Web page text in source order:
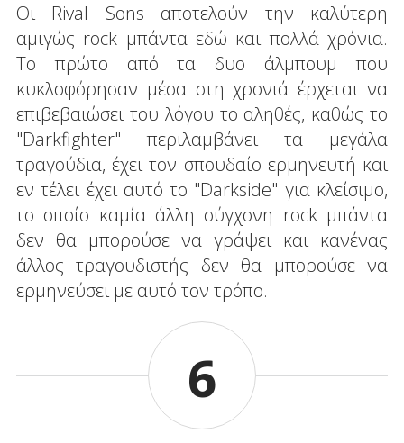
Οι Rival Sons αποτελούν την καλύτερη
αμιγώς rock μπάντα εδώ και πολλά χρόνια.
Το πρώτο από τα δυο άλμπουμ που
κυκλοφόρησαν μέσα στη χρονιά έρχεται να
επιβεβαιώσει του λόγου το αληθές, καθώς το
"Darkfighter" περιλαμβάνει τα μεγάλα
τραγούδια, έχει τον σπουδαίο ερμηνευτή και
εν τέλει έχει αυτό το "Darkside" για κλείσιμο,
το οποίο καμία άλλη σύγχονη rock μπάντα
δεν θα μπορούσε να γράψει και κανένας
άλλος τραγουδιστής δεν θα μπορούσε να
ερμηνεύσει με αυτό τον τρόπο.
6